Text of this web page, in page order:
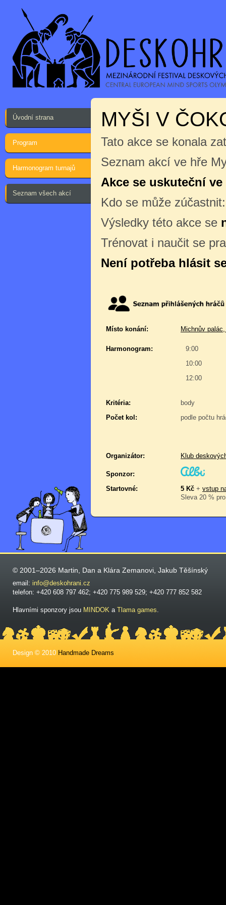
Úvodní strana
Program
Harmonogram turnajů
Seznam všech akcí
MYŠI V
Tato akce se konala
Seznam akcí ve hře
Akce se uskuteční ve
Kdo se může
Výsledky této akce se
Trénovat i naučit se
Není potřeba hlásit
Místo konání: Michnův
Harmonogram:
9:00
10:00
12:00
Kritéria:
body
Počet kol:
podle počtu
Organizátor: Klub
Sponzor:
Startovné:
5 Kč + vstup
Sleva 20 %
© 2001–2026 Martin, Dan a Klára Zemanovi, Jakub Těšínský
email: info@deskohrani.cz
telefon: +420 608 797 462; +420 775 989 529; +420 777 852 582
Hlavními sponzory jsou MINDOK a Tlama games.
Design © 2010 Handmade Dreams